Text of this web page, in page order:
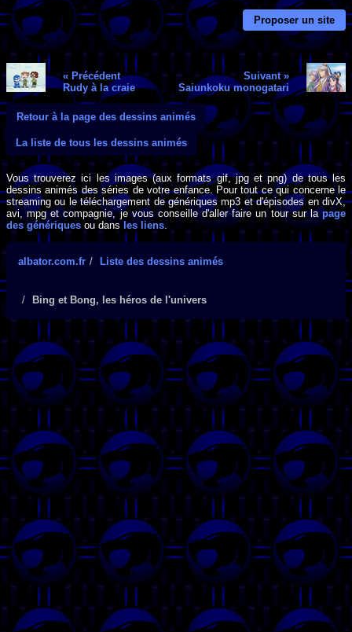
Proposer un site
« Précédent
Rudy à la craie
Suivant »
Saiunkoku monogatari
Retour à la page des dessins animés
La liste de tous les dessins animés
Vous trouverez ici les images (aux formats gif, jpg et png) de tous les
dessins animés des séries de votre enfance. Pour tout ce qui concerne le
streaming ou le téléchargement de génériques mp3 et d'épisodes en divX,
avi, mpg et compagnie, je vous conseille d'aller faire un tour sur la page
des génériques ou dans les liens.
albator.com.fr Liste des dessins animés
Bing et Bong, les héros de l'univers